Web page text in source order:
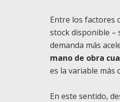
Entre los factores
stock disponible –
demanda más
mano de obra
es la variable más
En este sentido,